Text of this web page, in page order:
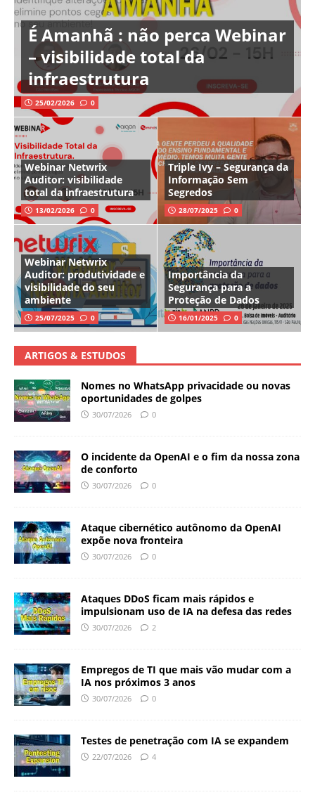
É Amanhã : não perca Webinar
– visibilidade total da
infraestrutura
25/02/2026 0
Webinar Netwrix
Auditor: visibilidade
total da infraestrutura
13/02/2026 0
Triple Ivy – Segurança da
Informação Sem
Segredos
28/07/2025 0
Webinar Netwrix
Auditor: produtividade e
visibilidade do seu
ambiente
25/07/2025 0
Importância da
Segurança para a
Proteção de Dados
16/01/2025 0
ARTIGOS & ESTUDOS
Nomes no WhatsApp privacidade ou novas
oportunidades de golpes
30/07/2026 0
O incidente da OpenAI e o fim da nossa zona
de conforto
30/07/2026 0
Ataque cibernético autônomo da OpenAI
expõe nova fronteira
30/07/2026 0
Ataques DDoS ficam mais rápidos e
impulsionam uso de IA na defesa das redes
30/07/2026 2
Empregos de TI que mais vão mudar com a
IA nos próximos 3 anos
30/07/2026 0
Testes de penetração com IA se expandem
22/07/2026 4